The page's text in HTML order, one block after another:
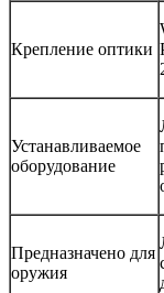
Крепление оптики
Устанавливаемое
оборудование
Предназначено для
оружия